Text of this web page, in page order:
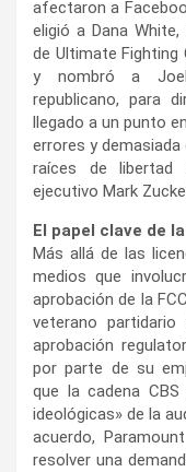
afectaron a
eligió a Dana
de Ultimate Fighting
y nombró a
republicano, para
llegado a un punto
errores y
raíces de libertad
ejecutivo Mark
El papel clave de
Más allá de las
medios que
aprobación de la
veterano
aprobación
por parte de su
que la cadena
ideológicas» de la
acuerdo,
resolver una